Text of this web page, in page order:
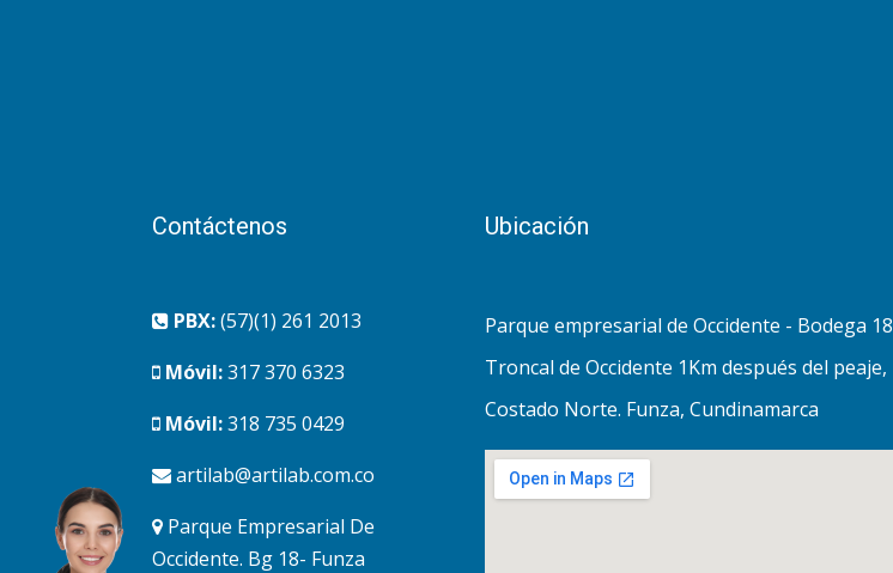
Contáctenos
PBX:(57)(1) 261 2013
Móvil:317 370 6323
Móvil:318 735 0429
artilab@artilab.com.co
Parque Empresarial De
Occidente. Bg 18- Funza
Ubicación
Parque empresarial de Occidente - Bodega 18
Troncal de Occidente 1Km después del peaje,
Costado Norte. Funza, Cundinamarca